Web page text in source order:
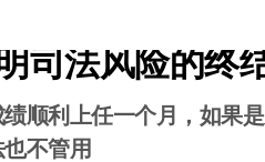
司法风险的终
顺利上任一个月，如果
不管用